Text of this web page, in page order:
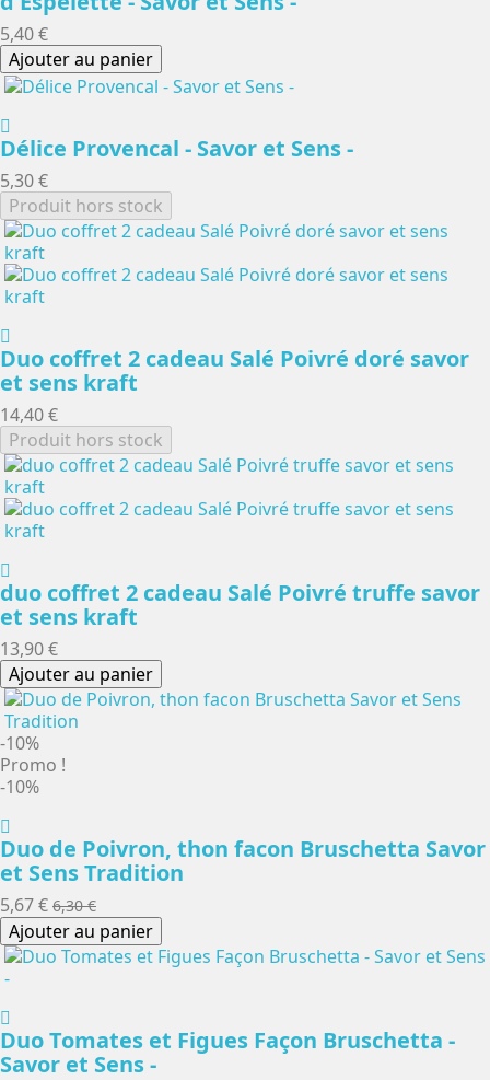
5,40 €
Ajouter au panier
Délice Provencal - Savor et Sens -
5,30 €
Produit hors stock
Duo coffret 2 cadeau Salé Poivré doré savor
et sens kraft
14,40 €
Produit hors stock
duo coffret 2 cadeau Salé Poivré truffe savor
et sens kraft
13,90 €
Ajouter au panier
-10%
Promo !
-10%
Duo de Poivron, thon facon Bruschetta Savor
et Sens Tradition
5,67 € 6,30 €
Ajouter au panier
Duo Tomates et Figues Façon Bruschetta -
Savor et Sens -